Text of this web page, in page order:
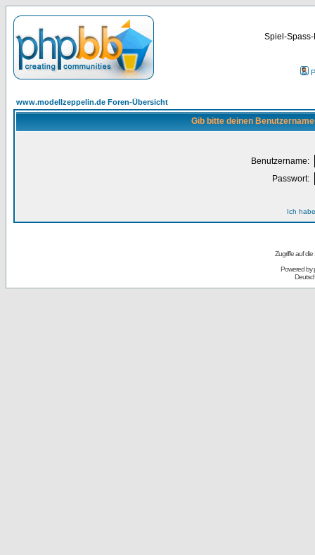
Spiel-
www.modellzeppelin.de Foren-Übersicht
Gib bitte deinen
Benutzername:
Passwort:
Ich
Zugriffe auf
Powered by